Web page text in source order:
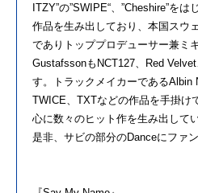
ITZY”の”SWIPE“、”Cheshire”を
作品を生み出しており、本国スウ
でありトッププロデューサー兼ミ
GustafssonもNCT127、Red
す。トラックメイカーであるAlbin
TWICE、TXTなどの作品を手掛け
心に数々のヒット作を生み出して
是非、サビの部分のDanceにファ